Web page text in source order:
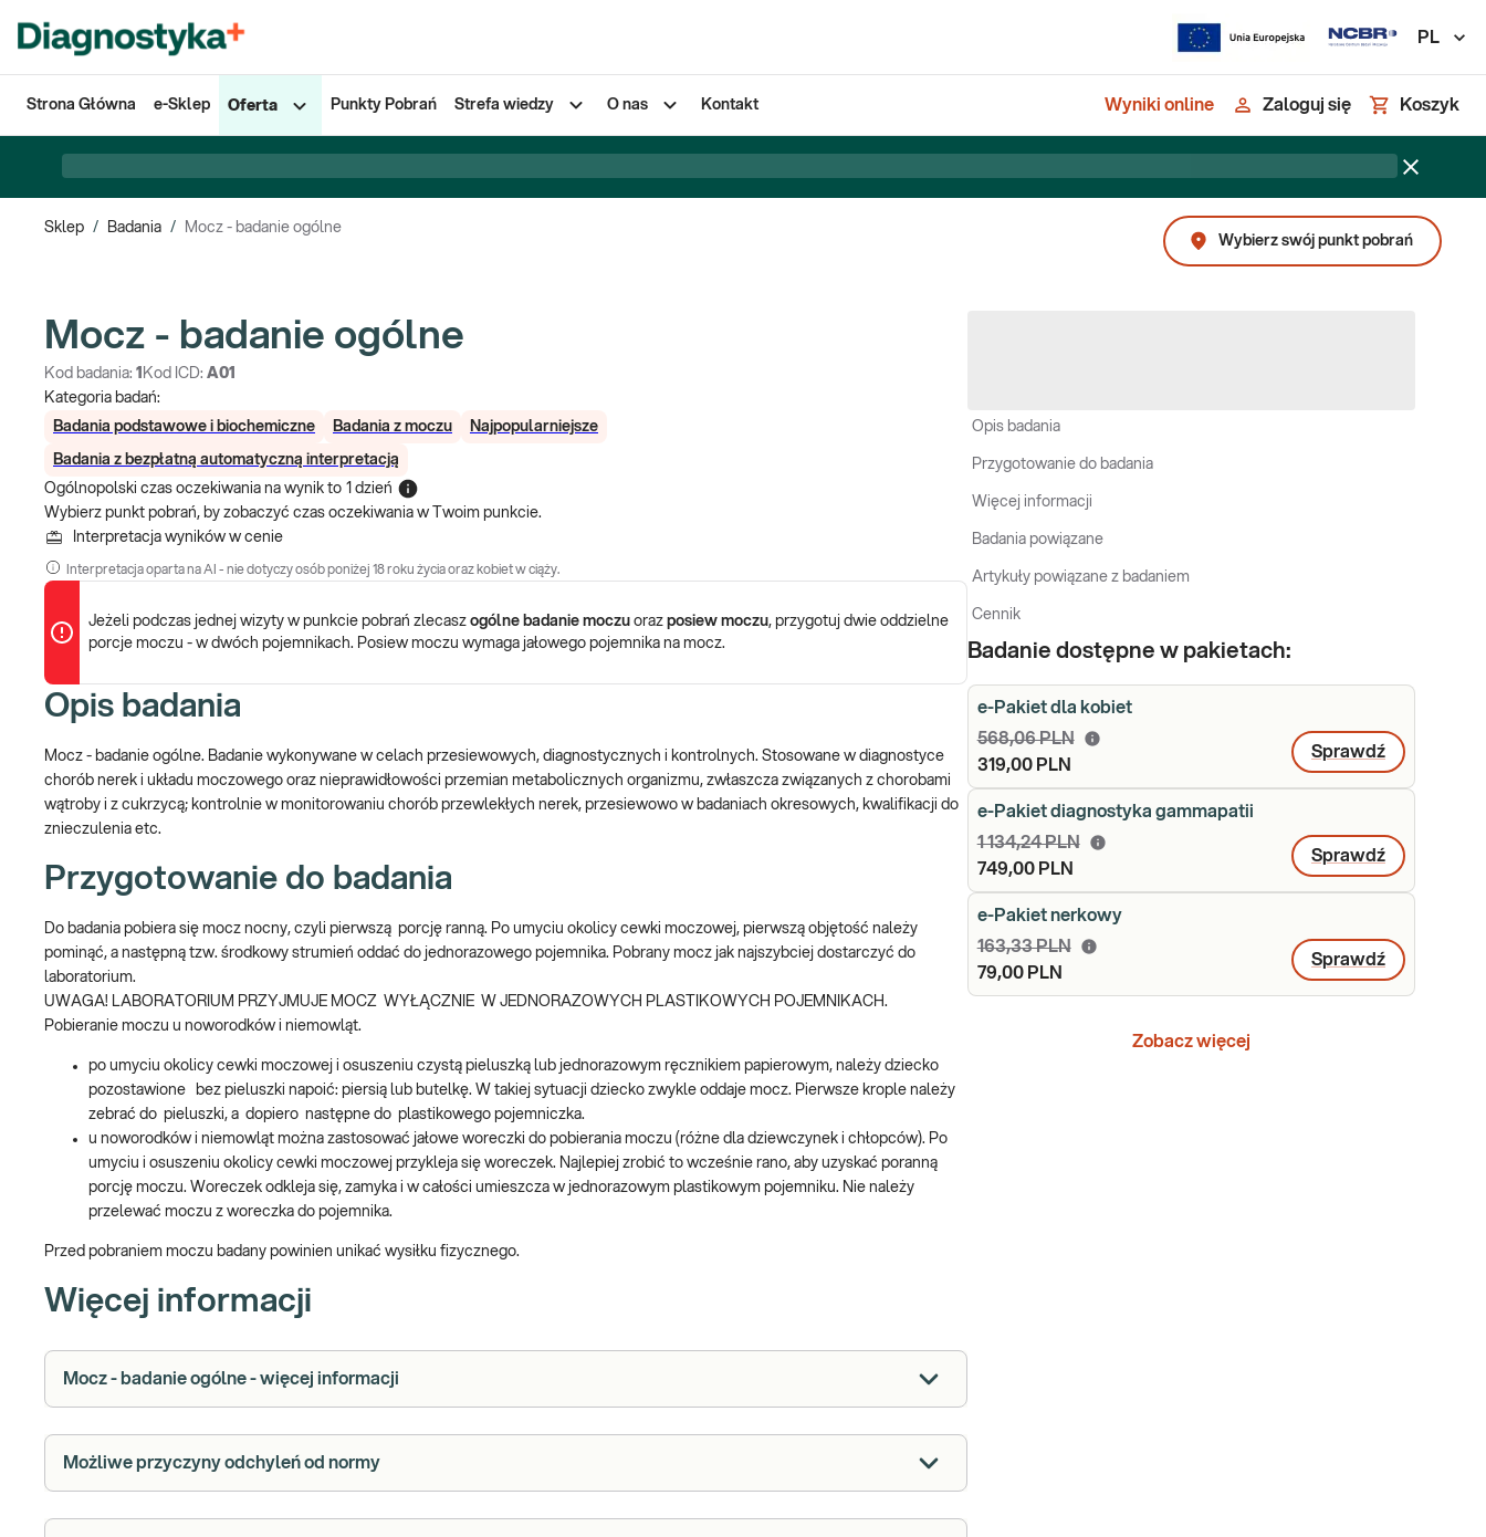
PL
Strona Główna e-Sklep Oferta Punkty Pobrań Strefa wiedzy O nas Kontakt Wyniki online Zaloguj się Koszyk
Sklep / Badania /
Mocz - badanie ogólne
Wybierz swój punkt pobrań
Mocz - badanie ogólne
Kod badania: 1 Kod ICD: A01
Kategoria badań:
Badania podstawowe i biochemiczne
Badania z moczu Najpopularniejsze
Badania z bezpłatną automatyczną interpretacją
Ogólnopolski czas oczekiwania na wynik to 1 dzień
Wybierz punkt pobrań, by zobaczyć czas oczekiwania w Twoim punkcie.
Interpretacja wyników w cenie
Interpretacja oparta na AI - nie dotyczy osób poniżej 18 roku życia oraz kobiet w ciąży.
Jeżeli podczas jednej wizyty w punkcie pobrań zlecasz ogólne badanie moczu oraz posiew moczu, przygotuj dwie oddzielne
porcje moczu - w dwóch pojemnikach. Posiew moczu wymaga jałowego pojemnika na mocz.
Opis badania
Mocz - badanie ogólne. Badanie wykonywane w celach przesiewowych, diagnostycznych i kontrolnych. Stosowane w diagnostyce
chorób nerek i układu moczowego oraz nieprawidłowości przemian metabolicznych organizmu, zwłaszcza związanych z chorobami
wątroby i z cukrzycą; kontrolnie w monitorowaniu chorób przewlekłych nerek, przesiewowo w badaniach okresowych, kwalifikacji do
znieczulenia etc.
Przygotowanie do badania
Do badania pobiera się mocz nocny, czyli pierwszą porcję ranną. Po umyciu okolicy cewki moczowej, pierwszą objętość należy
pominąć, a następną tzw. środkowy strumień oddać do jednorazowego pojemnika. Pobrany mocz jak najszybciej dostarczyć do
laboratorium.
UWAGA! LABORATORIUM PRZYJMUJE MOCZ WYŁĄCZNIE W JEDNORAZOWYCH PLASTIKOWYCH POJEMNIKACH.
Pobieranie moczu u noworodków i niemowląt.
po umyciu okolicy cewki moczowej i osuszeniu czystą pieluszką lub jednorazowym ręcznikiem papierowym, należy dziecko
pozostawione bez pieluszki napoić: piersią lub butelkę. W takiej sytuacji dziecko zwykle oddaje mocz. Pierwsze krople należy
zebrać do pieluszki, a dopiero następne do plastikowego pojemniczka.
u noworodków i niemowląt można zastosować jałowe woreczki do pobierania moczu (różne dla dziewczynek i chłopców). Po
umyciu i osuszeniu okolicy cewki moczowej przykleja się woreczek. Najlepiej zrobić to wcześnie rano, aby uzyskać poranną
porcję moczu. Woreczek odkleja się, zamyka i w całości umieszcza w jednorazowym plastikowym pojemniku. Nie należy
przelewać moczu z woreczka do pojemnika.
Przed pobraniem moczu badany powinien unikać wysiłku fizycznego.
Więcej informacji
Mocz - badanie ogólne - więcej informacji
Możliwe przyczyny odchyleń od normy
Opis badania
Przygotowanie do badania
Więcej informacji
Badania powiązane
Artykuły powiązane z badaniem
Cennik
Badanie dostępne w pakietach:
e-Pakiet dla kobiet
568,06 PLN
319,00 PLN
Sprawdź
e-Pakiet diagnostyka gammapatii
1 134,24 PLN
749,00 PLN
Sprawdź
e-Pakiet nerkowy
163,33 PLN
79,00 PLN
Sprawdź
Zobacz więcej